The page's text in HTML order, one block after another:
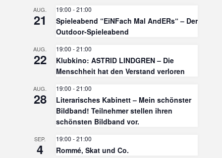
AUG.
21
19:00 -21:00
Spieleabend “EiNFach Mal AndERs“ – Der
Outdoor-Spieleabend
AUG.
22
19:00 -21:00
Klubkino: ASTRID LINDGREN – Die
Menschheit hat den Verstand verloren
AUG.
28
19:00 -21:00
Literarisches Kabinett – Mein schönster
Bildband! Teilnehmer stellen ihren
schönsten Bildband vor.
SEP.
4
19:00 -21:00
Rommé, Skat und Co.